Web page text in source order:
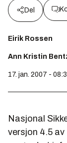
Del
Eirik Rossen
Ann Kristin
17. jan. 2007 -
Nasjonal
versjon 4.5